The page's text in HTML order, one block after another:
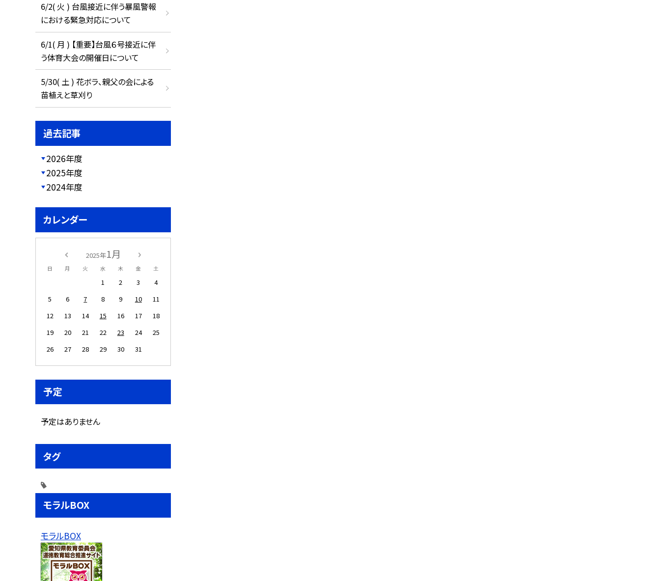
6/2( 火 ) 台風接近に伴う暴風警報
における緊急対応について
6/1( 月 ) 【重要】台風６号接近に伴
う体育大会の開催日について
5/30( 土 ) 花ボラ、親父の会による
苗植えと草刈り
過去記事
2026年度
2025年度
2024年度
カレンダー
2025年1月
日 月 火 水 木 金 土
1 2 3
4
5
6 7 8 9 10
11
12
13 14 15 16 17
18
19
20 21 22 23 24
25
26
27 28 29 30 31
予定
予定はありません
タグ
モラルBOX
モラルBOX